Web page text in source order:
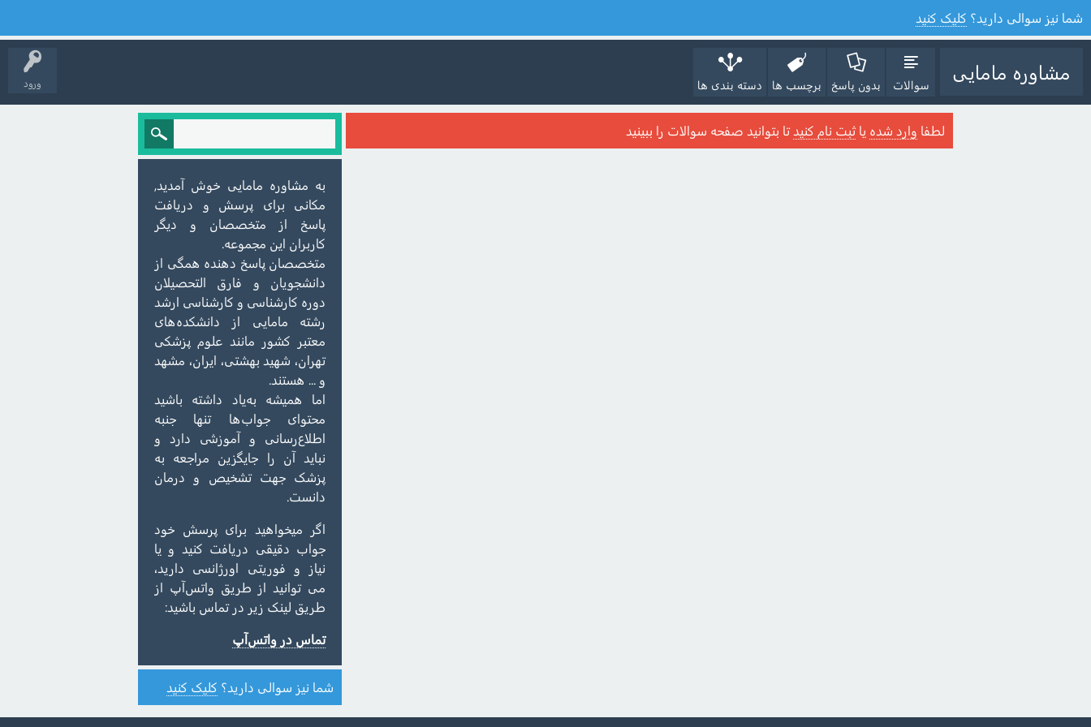
شما نیز سوالی دارید؟ کلیک کنید
ورود مشاوره مامایی
سوالات بدون پاسخ برچسب ها دسته بندی ها
لطفا وارد شده یاثبت نام کنیدتا بتوانید صفحه سوالات را ببینید
به مشاوره مامایی خوش آمدید,
مکانی برای پرسش و دریافت
پاسخ از متخصصان و دیگر
کاربران این مجموعه.
متخصصان پاسخ دهنده همگی از
دانشجویان و فارق التحصیلان
دوره کارشناسی و کارشناسی ارشد
رشته مامایی از دانشکده‌های
معتبر کشور مانند علوم پزشکی
تهران، شهید بهشتی، ایران، مشهد
و ... هستند.
اما همیشه به‌یاد داشته باشید
محتوای جواب‌ها تنها جنبه
اطلاع‌رسانی و آموزشی دارد و
نباید آن را جایگزین مراجعه به
پزشک جهت تشخیص و درمان
دانست.
اگر میخواهید برای پرسش خود
جواب دقیقی دریافت کنید و یا
نیاز و فوریتی اورژانسی دارید،
می توانید از طریق واتس‌آپ از
طریق لینک زیر در تماس باشید:
تماس در واتس‌آپ
شما نیز سوالی دارید؟ کلیک کنید